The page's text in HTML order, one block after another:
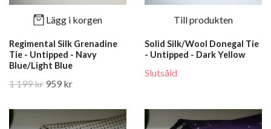
Lägg i korgen
Regimental Silk Grenadine
Tie - Untipped - Navy
Blue/Light Blue
1 199 kr 959 kr
Till produkten
Solid Silk/Wool Donegal Tie
- Untipped - Dark Yellow
Slutsåld